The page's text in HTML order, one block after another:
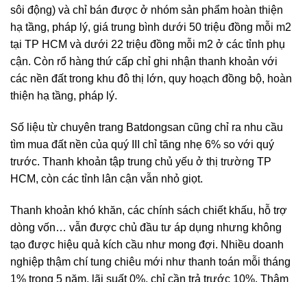
sôi động) và chỉ bán được ở nhóm sản phẩm hoàn thiện
hạ tầng, pháp lý, giá trung bình dưới 50 triệu đồng mỗi m2
tại TP HCM và dưới 22 triệu đồng mỗi m2 ở các tỉnh phụ
cận. Còn rổ hàng thứ cấp chỉ ghi nhận thanh khoản với
các nền đất trong khu đô thị lớn, quy hoạch đồng bộ, hoàn
thiện hạ tầng, pháp lý.
Số liệu từ chuyên trang Batdongsan cũng chỉ ra nhu cầu
tìm mua đất nền của quý III chỉ tăng nhẹ 6% so với quý
trước. Thanh khoản tập trung chủ yếu ở thị trường TP
HCM, còn các tỉnh lân cận vẫn nhỏ giọt.
Thanh khoản khó khăn, các chính sách chiết khấu, hỗ trợ
dòng vốn… vẫn được chủ đầu tư áp dụng nhưng không
tạo được hiệu quả kích cầu như mong đợi. Nhiều doanh
nghiệp thậm chí tung chiêu mới như thanh toán mỗi tháng
1% trong 5 năm, lãi suất 0%, chỉ cần trả trước 10%. Thậm